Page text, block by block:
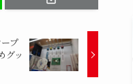
プ
グッ